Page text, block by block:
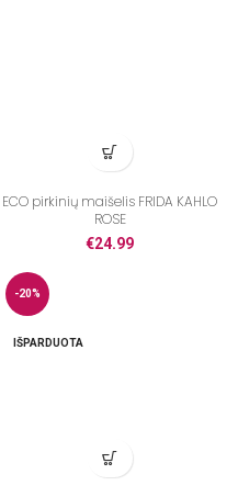
ECO pirkinių maišelis FRIDA KAHLO
ROSE
€24.99
-20%
IŠPARDUOTA